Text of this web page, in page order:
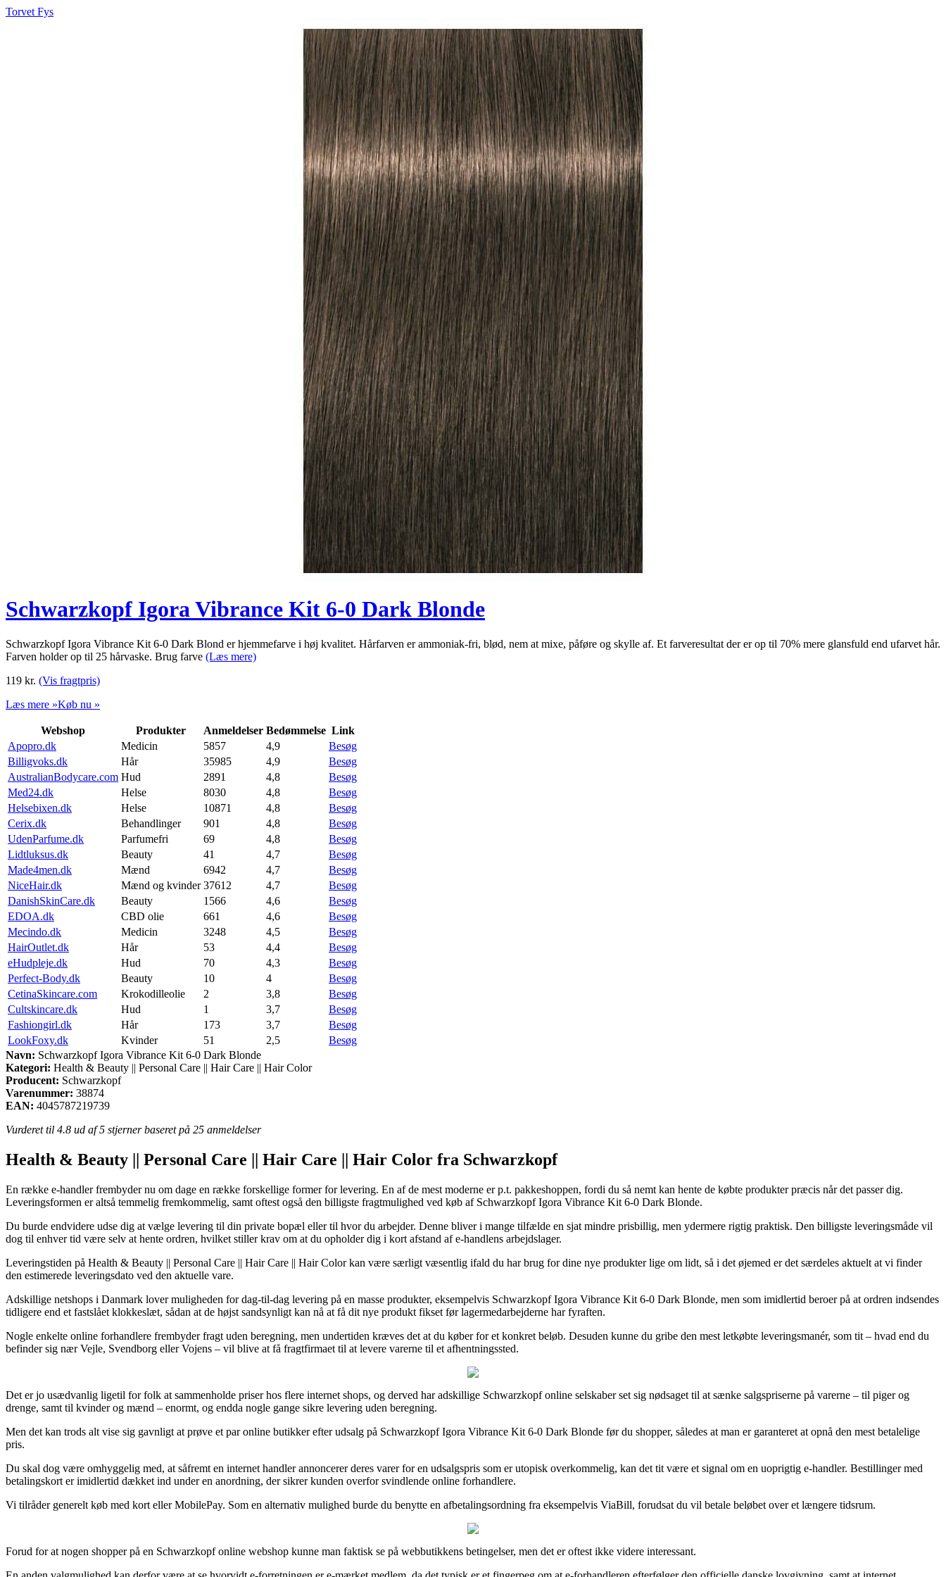
Torvet Fys
Schwarzkopf Igora Vibrance Kit 6-0 Dark Blonde
Schwarzkopf Igora Vibrance Kit 6-0 Dark Blond er hjemmefarve i høj kvalitet. Hårfarven er ammoniak-fri, blød, nem at mixe, påføre og skylle af. Et farveresultat der er op til 70% mere glansfuld end ufarvet hår.
Farven holder op til 25 hårvaske. Brug farve (Læs mere)
119 kr. (Vis fragtpris)
Læs mere »Køb nu »
Webshop Produkter Anmeldelser Bedømmelse Link
Apopro.dk
Medicin 5857 4,9
Besøg
Billigvoks.dk
Hår 35985 4,9
Besøg
AustralianBodycare.com Hud 2891 4,8
Besøg
Med24.dk
Helse 8030 4,8
Besøg
Helsebixen.dk
Helse 10871 4,8
Besøg
Cerix.dk
Behandlinger 901 4,8
Besøg
UdenParfume.dk
Parfumefri 69 4,8
Besøg
Lidtluksus.dk
Beauty 41 4,7
Besøg
Made4men.dk
Mænd 6942 4,7
Besøg
NiceHair.dk
Mænd og kvinder 37612 4,7
Besøg
DanishSkinCare.dk
Beauty 1566 4,6
Besøg
EDOA.dk
CBD olie 661 4,6
Besøg
Mecindo.dk
Medicin 3248 4,5
Besøg
HairOutlet.dk
Hår 53 4,4
Besøg
eHudpleje.dk
Hud 70 4,3
Besøg
Perfect-Body.dk
Beauty 10 4
Besøg
CetinaSkincare.com
Krokodilleolie 2 3,8
Besøg
Cultskincare.dk
Hud 1 3,7
Besøg
Fashiongirl.dk
Hår 173 3,7
Besøg
LookFoxy.dk
Kvinder 51 2,5
Besøg
Navn: Schwarzkopf Igora Vibrance Kit 6-0 Dark Blonde
Kategori: Health & Beauty || Personal Care || Hair Care || Hair Color
Producent: Schwarzkopf
Varenummer: 38874
EAN: 4045787219739
Vurderet til 4.8 ud af 5 stjerner baseret på 25 anmeldelser
Health & Beauty || Personal Care || Hair Care || Hair Color fra Schwarzkopf
En række e-handler frembyder nu om dage en række forskellige former for levering. En af de mest moderne er p.t. pakkeshoppen, fordi du så nemt kan hente de købte produkter præcis når det passer dig.
Leveringsformen er altså temmelig fremkommelig, samt oftest også den billigste fragtmulighed ved køb af Schwarzkopf Igora Vibrance Kit 6-0 Dark Blonde.
Du burde endvidere udse dig at vælge levering til din private bopæl eller til hvor du arbejder. Denne bliver i mange tilfælde en sjat mindre prisbillig, men ydermere rigtig praktisk. Den billigste leveringsmåde vil
dog til enhver tid være selv at hente ordren, hvilket stiller krav om at du opholder dig i kort afstand af e-handlens arbejdslager.
Leveringstiden på Health & Beauty || Personal Care || Hair Care || Hair Color kan være særligt væsentlig ifald du har brug for dine nye produkter lige om lidt, så i det øjemed er det særdeles aktuelt at vi finder
den estimerede leveringsdato ved den aktuelle vare.
Adskillige netshops i Danmark lover muligheden for dag-til-dag levering på en masse produkter, eksempelvis Schwarzkopf Igora Vibrance Kit 6-0 Dark Blonde, men som imidlertid beroer på at ordren indsendes
tidligere end et fastslået klokkeslæt, sådan at de højst sandsynligt kan nå at få dit nye produkt fikset før lagermedarbejderne har fyraften.
Nogle enkelte online forhandlere frembyder fragt uden beregning, men undertiden kræves det at du køber for et konkret beløb. Desuden kunne du gribe den mest letkøbte leveringsmanér, som tit – hvad end du
befinder sig nær Vejle, Svendborg eller Vojens – vil blive at få fragtfirmaet til at levere varerne til et afhentningssted.
Det er jo usædvanlig ligetil for folk at sammenholde priser hos flere internet shops, og derved har adskillige Schwarzkopf online selskaber set sig nødsaget til at sænke salgspriserne på varerne – til piger og
drenge, samt til kvinder og mænd – enormt, og endda nogle gange sikre levering uden beregning.
Men det kan trods alt vise sig gavnligt at prøve et par online butikker efter udsalg på Schwarzkopf Igora Vibrance Kit 6-0 Dark Blonde før du shopper, således at man er garanteret at opnå den mest betalelige
pris.
Du skal dog være omhyggelig med, at såfremt en internet handler annoncerer deres varer for en udsalgspris som er utopisk overkommelig, kan det tit være et signal om en uoprigtig e-handler. Bestillinger med
betalingskort er imidlertid dækket ind under en anordning, der sikrer kunden overfor svindlende online forhandlere.
Vi tilråder generelt køb med kort eller MobilePay. Som en alternativ mulighed burde du benytte en afbetalingsordning fra eksempelvis ViaBill, forudsat du vil betale beløbet over et længere tidsrum.
Forud for at nogen shopper på en Schwarzkopf online webshop kunne man faktisk se på webbutikkens betingelser, men det er oftest ikke videre interessant.